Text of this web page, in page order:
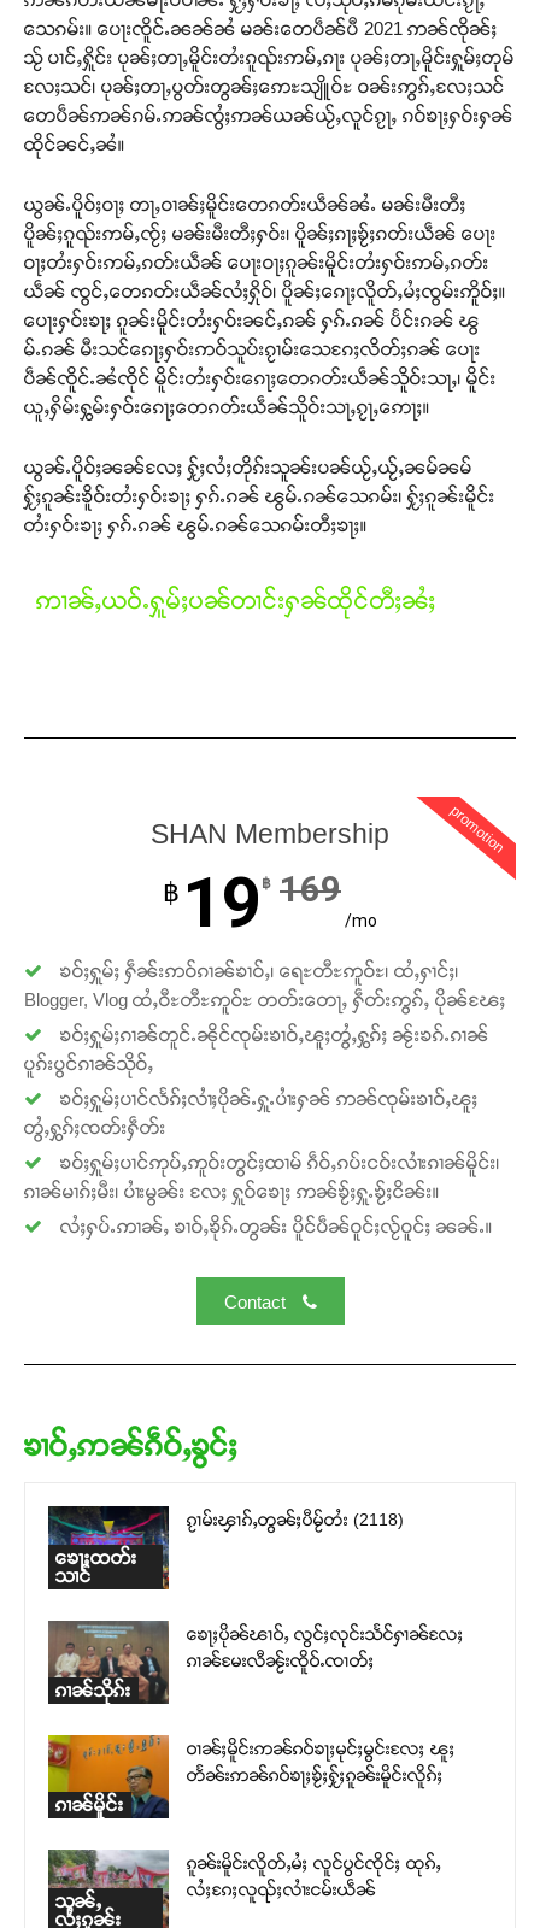
Support SHAN
တႃႇႁႂ်ႈသဵင်ၵၢင်ၸႂ်ၵူၼ်းမိူင်း ၵူႈတီႈၵူႈလႅၼ်ပေႃးတေၸွ
တ်ႇ တူဝ်ႈလုမ်ႈၾႃႉၼၼ်ႉ ၶဝ်ႈႁူမ်ႈၵမ်ႉထႅမ် ၸုမ်းၶၢ
Donate Now
သေၵမ်း။ ပေႃးၸိူင်ႉၼၼ်ၼႆ မၼ်းတေပဵၼ်ပီ 2021 ဢၼ်ၸိုၼ်ႈ
သႂ် ပၢင်ႇႁိူင်း ပုၼ်ႈတႃႇမိူင်းတႆးၵူၺ်းဢမ်ႇၵႃး ပုၼ်ႈတႃႇမိူင်းႁူမ်ႈတုမ်
လႄႈသင်၊ ပုၼ်ႈတႃႇပွတ်းတွၼ်ႈဢေႊသျိူဝ်ႊ ဝၼ်းဢွၵ်ႇလႄႈသင်
တေပဵၼ်ဢၼ်ၵမ်ႉဢၼ်ၸွႆႈဢၼ်ယၼ်ယႂ်ႇလူင်ၵႂႃႇ ၵဝ်ၶႃႈႁဝ်းႁၼ်
ထိုင်ၼင်ႇၼႆ။
ယွၼ်ႉပိူဝ်ႈဝႃႈ တႃႇဝၢၼ်ႈမိူင်းတေၵတ်းယဵၼ်ၼႆႉ မၼ်းမီးတီႈ
ပိူၼ်ႈၵူၺ်းဢမ်ႇၸႂ်ႈ မၼ်းမီးတီႈႁဝ်း၊ ပိူၼ်ႈၵႃႈၶႂ်ႈၵတ်းယဵၼ် ပေႃး
ဝႃႈတႆးႁဝ်းဢမ်ႇၵတ်းယဵၼ် ပေႃးဝႃႈၵူၼ်းမိူင်းတႆးႁဝ်းဢမ်ႇၵတ်း
ယဵၼ် ၸွင်ႇတေၵတ်းယဵၼ်လႆႈႁိုဝ်၊ ပိူၼ်ႈၵေႃႈလိူတ်ႇမႆႈၸွမ်းဢိူဝ်ႈ။
ပေႃးႁဝ်းၶႃႈ ၵူၼ်းမိူင်းတႆးႁဝ်းၼင်ႇၵၼ် ႁၵ်ႉၵၼ် ပႅင်းၵၼ် ၽွ
မ်ႉၵၼ် မီးသင်ၵေႃႈႁဝ်းဢဝ်သူပ်းၵႂၢမ်းသေၵႄႈလိတ်ႈၵၼ် ပေႃး
ပဵၼ်ၸိူင်ႉၼႆၸိုင် မိူင်းတႆးႁဝ်းၵေႃႈတေၵတ်းယဵၼ်သိူဝ်းသႃႇ၊ မိူင်း
ယူႇႁိမ်းႁွမ်းႁဝ်းၵေႃႈတေၵတ်းယဵၼ်သိူဝ်းသႃႇၵႂႃႇဢေႃႈ။
ယွၼ်ႉပိူဝ်ႈၼၼ်လႄႈ ႁႂ်ႈလႆႈတိုၵ်းသူၼ်းပၼ်ယႂ်ႇယႂ်ႇၼမ်ၼမ်
ႁႂ်ႈၵူၼ်းၶိူဝ်းတႆးႁဝ်းၶႃႈ ႁၵ်ႉၵၼ် ၽွမ်ႉၵၼ်သေၵမ်း၊ ႁႂ်ႈၵူၼ်းမိူင်း
တႆးႁဝ်းၶႃႈ ႁၵ်ႉၵၼ် ၽွမ်ႉၵၼ်သေၵမ်းတီႈၶႃႈ။
ဢၢၼ်ႇယဝ်ႉႁူမ်ႈပၼ်တၢင်းႁၼ်ထိုင်တီႈၼႆႈ
promotion
SHAN Membership
฿ 19 ฿ 169
/mo
ၶဝ်ႈႁူမ်ႈ ႁဵၼ်းဢဝ်ၵၢၼ်ၶၢဝ်ႇ၊ ရေႊတီႊဢူဝ်ႊ၊ ထႆႇႁၢင်ႈ၊
Blogger, Vlog ထႆႇဝီႊတီႊဢူဝ်ႊ တတ်းတေႃႇ ႁဵတ်းဢွၵ်ႇ ပိုၼ်ၽႄႈ
ၶဝ်ႈႁူမ်ႈၵၢၼ်တူင်ႉၼိုင်ၸုမ်းၶၢဝ်ႇၽူႈတွႆႇႁွၵ်ႈ ၼႂ်းၶၵ်ႉၵၢၼ်
ပူၵ်းပွင်ၵၢၼ်သိုဝ်ႇ
ၶဝ်ႈႁူမ်ႈပၢင်လႅၵ်ႈလၢႆႈပိုၼ်ႉႁူႉပၢႆးႁၼ် ဢၼ်ၸုမ်းၶၢဝ်ႇၽူႈ
တွႆႇႁွၵ်ႈၸတ်းႁဵတ်း
ၶဝ်ႈႁူမ်ႈပၢင်ဢုပ်ႇဢူဝ်းတွင်ႈထၢမ် ၵဵဝ်ႇၵပ်းငဝ်းလၢႆးၵၢၼ်မိူင်း၊
ၵၢၼ်မၢၵ်ႈမီး၊ ပၢႆးမွၼ်း လႄႈ ႁူဝ်ၶေႃႈ ဢၼ်ၶႂ်ႈႁူႉၶႂ်ႈငိၼ်း။
လႆႈႁပ်ႉဢၢၼ်ႇ ၶၢဝ်ႇၶိုၵ်ႉတွၼ်း ပိူင်ပဵၼ်ဝူင်ႈလႂ်ဝူင်ႈ ၼၼ်ႉ။
Contact
ၶၢဝ်ႇဢၼ်ၵဵဝ်ႇၶွင်ႈ
ၶေႃႈထတ်း
သၢင်
ၵႂၢမ်းၾၢၵ်ႇတွၼ်ႈပီမႂ်တႆး (2118)
ၵၢၼ်သိုၵ်း
ၶေႃႈပိုၼ်ၽၢဝ်ႇ လွင်ႈလုင်းသႅင်ႁၢၼ်လႄႈ
ၵၢၼ်မႄးလီၼႂ်းၸိူဝ်ႉၸၢတ်ႈ
ၵၢၼ်မိူင်း
ဝၢၼ်ႈမိူင်းဢၼ်ၵဝ်ၶႃႈမုင်ႈမွင်းလႄႈ ၽူႈ
တႅၼ်းဢၼ်ၵဝ်ၶႃႈၶႂ်ႈႁႂ်ႈၵူၼ်းမိူင်းလိူၵ်ႈ
သုၼ်ႇ
လႆႈၵူၼ်း
ၵူၼ်းမိူင်းလိူတ်ႇမႆႈ လူင်ပွင်ၸိုင်ႈ ထုၵ်ႇ
လႆႈၵႄႈလူၺ်ႈလၢႆးငမ်းယဵၼ်